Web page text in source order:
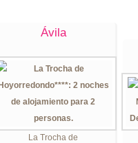
Ávila
La Trocha de